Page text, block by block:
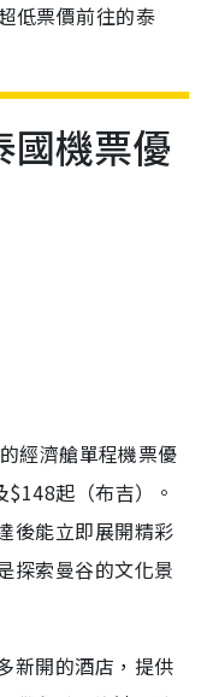
低票價前往的泰
國機票優
經濟艙單程機票優
起（布吉）。
後能立即展開精彩
探索曼谷的文化景
新開的酒店，提供